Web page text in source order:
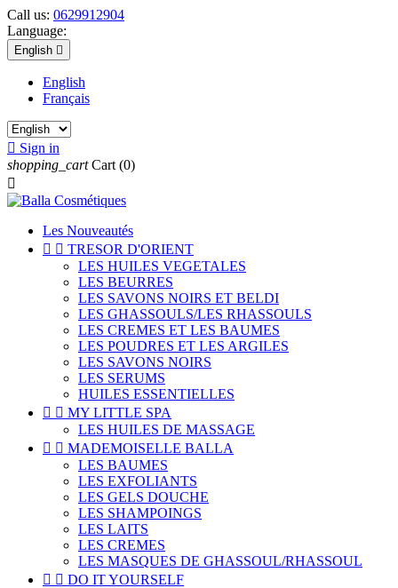
Call us: 0629912904
Language:
English 
English
Français
 Sign in
shopping_cart Cart (0)

Les Nouveautés
  TRESOR D'ORIENT
LES HUILES VEGETALES
LES BEURRES
LES SAVONS NOIRS ET BELDI
LES GHASSOULS/LES RHASSOULS
LES CREMES ET LES BAUMES
LES POUDRES ET LES ARGILES
LES SAVONS NOIRS
LES SERUMS
HUILES ESSENTIELLES
  MY LITTLE SPA
LES HUILES DE MASSAGE
  MADEMOISELLE BALLA
LES BAUMES
LES EXFOLIANTS
LES GELS DOUCHE
LES SHAMPOINGS
LES LAITS
LES CREMES
LES MASQUES DE GHASSOUL/RHASSOUL
  DO IT YOURSELF